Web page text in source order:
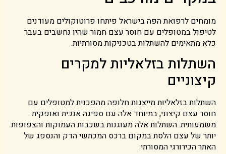
מומחים לרפואת הפה בישראל פיתחו פרוטוקולים מעודנים
לטיפול במטופלים עם חוסר עצם חמור שהיו נחשבים בעבר
כלא מתאימים להשתלות בטכניקות מסורתיות.
השתלות בזלאליות למקרים
קיצוניים
השתלות בזלאליות מייצגות חלופה מהפכנית למטופלים עם
חוסר עצם קיצוני, במיוחד אלה עם ספיגה אנכית ואופקית
משמעותית. השתלות אלה מעוגנות בשכבות העמוקות והצפופות
יותר של עצם הלסת במקום ברכס המכתשי הדק והנספג של
האתר הכירורגי המסורתי.